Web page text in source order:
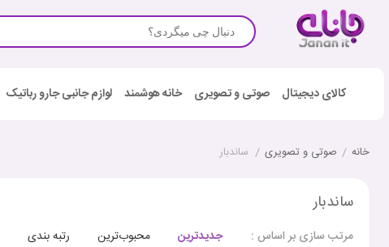
کالای دیجیتال صوتی و تصویری خانه هوشمند لوازم جانبی جارو رباتیک
خانه / صوتی و تصویری / ساندبار
ساندبار
مرتب سازی بر اساس : جدیدترین محبوب‌ترین رتبه بندی